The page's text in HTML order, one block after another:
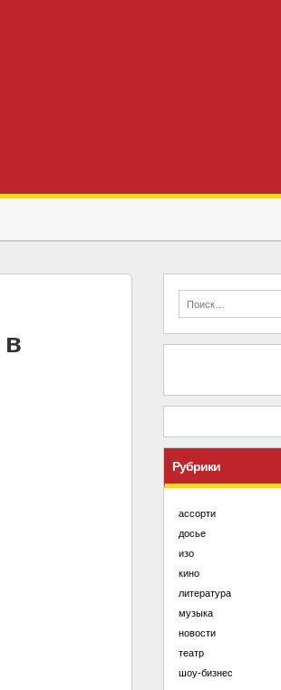
Рубрики
ассорти
досье
изо
кино
литература
музыка
новости
театр
шоу-бизнес